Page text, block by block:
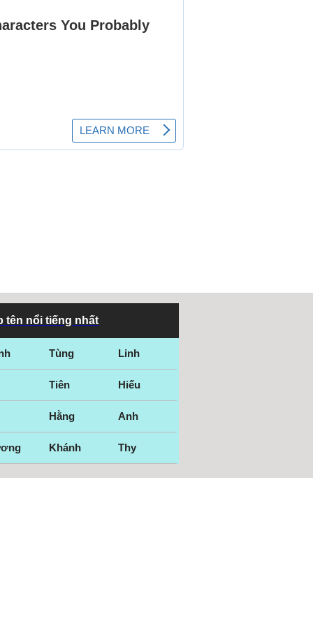
tên nổi tiếng nhất
Tùng Linh
Tiên Hiếu
Hằng Anh
Khánh Thy